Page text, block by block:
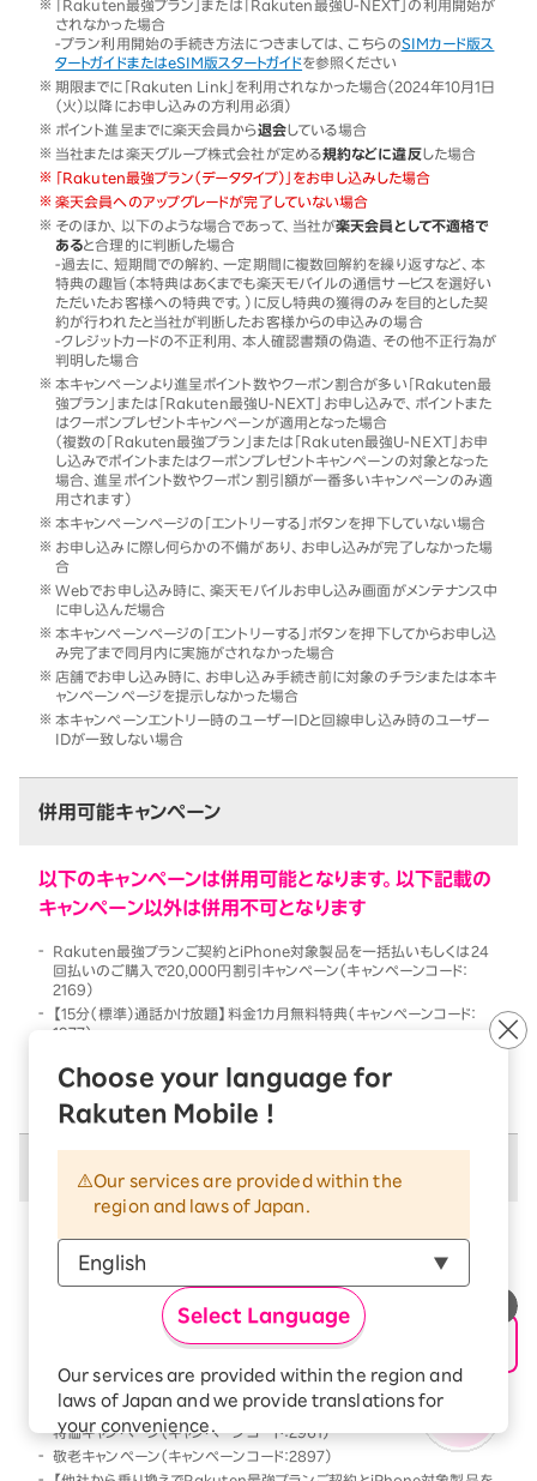
Choose your language for
Rakuten Mobile !
Our services are provided within the
region and laws of Japan.
Select Language
Our services are provided within the region and
laws of Japan and we provide translations for
your convenience.
The Japanese version of our websites and
applications, in which include Rakuten
「Rakuten最強プラン」または「Rakuten最強U-NEXT」の利用開始が
されなかった場合
-プラン利用開始の手続き方法につきましては、こちらのSIMカード版ス
タートガイドまたはeSIM版スタートガイドを参照ください
期限までに「Rakuten Link」を利用されなかった場合（2024年10月1日
（火）以降にお申し込みの方利用必須）
ポイント進呈までに楽天会員から退会している場合
当社または楽天グループ株式会社が定める規約などに違反した場合
「Rakuten最強プラン（データタイプ）」をお申し込みした場合
楽天会員へのアップグレードが完了していない場合
そのほか、以下のような場合であって、当社が楽天会員として不適格で
あると合理的に判断した場合
-過去に、短期間での解約、一定期間に複数回解約を繰り返すなど、本
特典の趣旨（本特典はあくまでも楽天モバイルの通信サービスを選好い
ただいたお客様への特典です。）に反し特典の獲得のみを目的とした契
約が行われたと当社が判断したお客様からの申込みの場合
-クレジットカードの不正利用、本人確認書類の偽造、その他不正行為が
判明した場合
本キャンペーンより進呈ポイント数やクーポン割合が多い「Rakuten最
強プラン」または「Rakuten最強U-NEXT」お申し込みで、ポイントまた
はクーポンプレゼントキャンペーンが適用となった場合
（複数の「Rakuten最強プラン」または「Rakuten最強U-NEXT」お申
し込みでポイントまたはクーポンプレゼントキャンペーンの対象となった
場合、進呈ポイント数やクーポン割引額が一番多いキャンペーンのみ適
用されます）
本キャンペーンページの「エントリーする」ボタンを押下していない場合
お申し込みに際し何らかの不備があり、お申し込みが完了しなかった場
合
Webでお申し込み時に、楽天モバイルお申し込み画面がメンテナンス中
に申し込んだ場合
本キャンペーンページの「エントリーする」ボタンを押下してからお申し込
み完了まで同月内に実施がされなかった場合
店舗でお申し込み時に、お申し込み手続き前に対象のチラシまたは本キ
ャンペーンページを提示しなかった場合
本キャンペーンエントリー時のユーザーIDと回線申し込み時のユーザー
IDが一致しない場合
併用可能キャンペーン
以下のキャンペーンは併用可能となります。以下記載の
キャンペーン以外は併用不可となります
Rakuten最強プランご契約とiPhone対象製品を一括払いもしくは24
回払いのご購入で20,000円割引キャンペーン（キャンペーンコード：
2169）
【15分（標準）通話かけ放題】料金1カ月無料特典（キャンペーンコード：
1977）
括払いもしくは24回払いのご購入で割引キャンペーン（キャンペーンコー
以下のキャンペーンは、併用不可となります
本キャンペーン条件を満たす前、または満たした後に、
以下のキャンペーンの条件を満たした場合には、以下の
キャンペーンのみが優先的に適用となります
Rakutenオリジナル製品 1円キャンペーン（キャンペーンコード：2808）
「Rakuten最強プラン契約＆Android買い替え超トクプログラム利用」
特価キャンペーン（キャンペーンコード：2961）
敬老キャンペーン（キャンペーンコード：2897）